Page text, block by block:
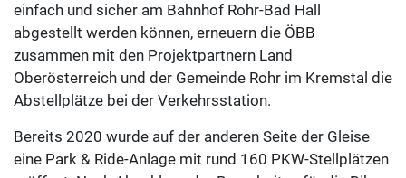
einfach und sicher am Bahnhof Rohr-Bad Hall
abgestellt werden können, erneuern die ÖBB
zusammen mit den Projektpartnern Land
Oberösterreich und der Gemeinde Rohr im Kremstal die
Abstellplätze bei der Verkehrsstation.
Bereits 2020 wurde auf der anderen Seite der Gleise
eine Park & Ride-Anlage mit rund 160 PKW-Stellplätzen